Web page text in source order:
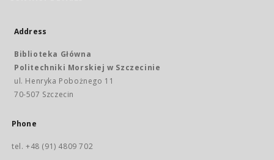
Address
Biblioteka Główna
Politechniki Morskiej w Szczecinie
ul. Henryka Pobożnego 11
70-507 Szczecin
Phone
tel. +48 (91) 4809 702